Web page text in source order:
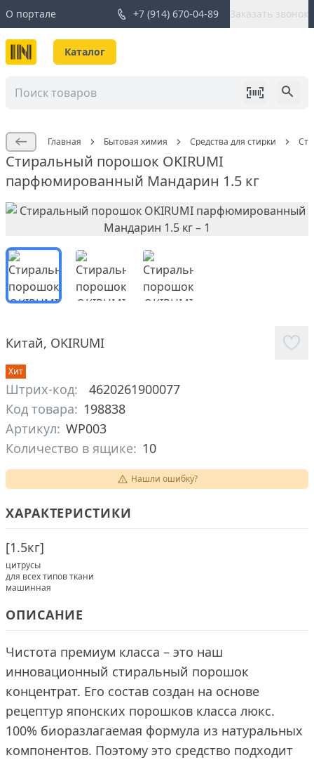
О портале +7 (914) 670-04-89 Заказать звонок
Каталог
Главная Бытовая химия Средства для стирки
Стиральный порошок OKIRUMI
парфюмированный Мандарин 1.5 кг
Китай, OKIRUMI
Хит
Штрих-код:
4620261900077
Код товара: 198838
Артикул: WP003
Количество в ящике: 10
Нашли ошибку?
ХАРАКТЕРИСТИКИ
[1.5кг]
цитрусы
для всех типов ткани
машинная
ОПИСАНИЕ
Чистота премиум класса – это наш
инновационный стиральный порошок
концентрат. Его состав создан на основе
рецептур японских порошков класса люкс.
100% биоразлагаемая формула из натуральных
компонентов. Поэтому это средство подходит